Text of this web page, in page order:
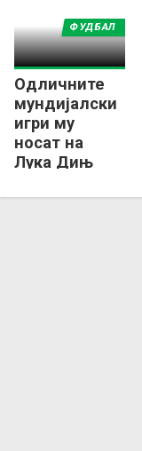
Одличните
мундијалски
игри му
носат на
Лука Дињ
европскиот
ФУДБАЛ